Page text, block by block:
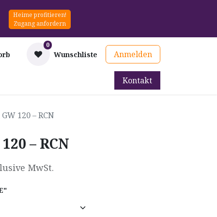
Heime profitieren!
Zugang anfordern
0
Wunschliste Anmelden
Mieten
Kontakt
120 – RCN
– RCN
MwSt.